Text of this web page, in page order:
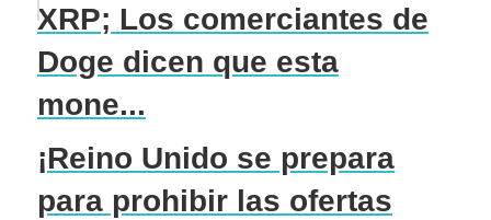
XRP; Los comerciantes de
Doge dicen que esta
mone...
¡Reino Unido se prepara
para prohibir las ofertas